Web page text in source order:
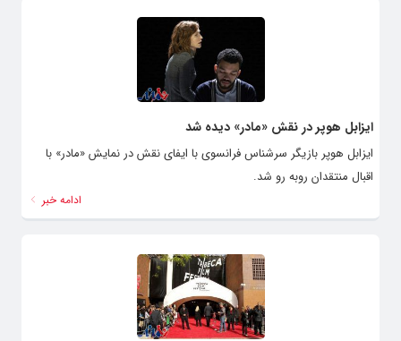
ایزابل هوپر در نقش «مادر» دیده شد
ایزابل هوپر بازیگر سرشناس فرانسوی با ایفای نقش در نمایش «مادر» با
اقبال منتقدان روبه رو شد.
ادامه خبر